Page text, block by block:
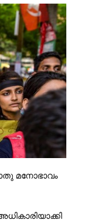
മനോഭാവം